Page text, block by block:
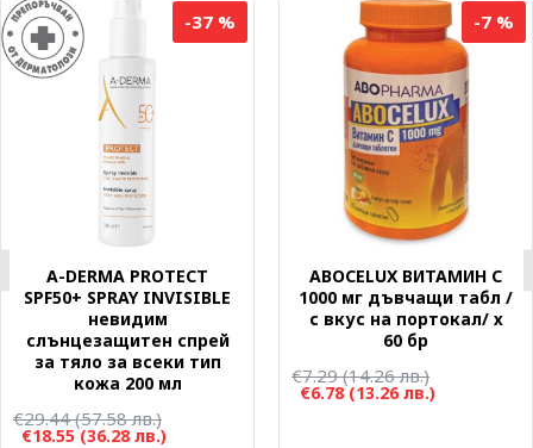
-37 %
A-DERMA PROTECT
SPF50+ SPRAY INVISIBLE
невидим
слънцезащитен спрей
за тяло за всеки тип
кожа 200 мл
€18.55(36.28 лв.)
€29.44(57.58 лв.)
-7 %
ABOCELUX ВИТАМИН C
1000 мг дъвчащи табл /
с вкус на портокал/ х
60 бр
€6.78(13.26 лв.)
€7.29(14.26 лв.)